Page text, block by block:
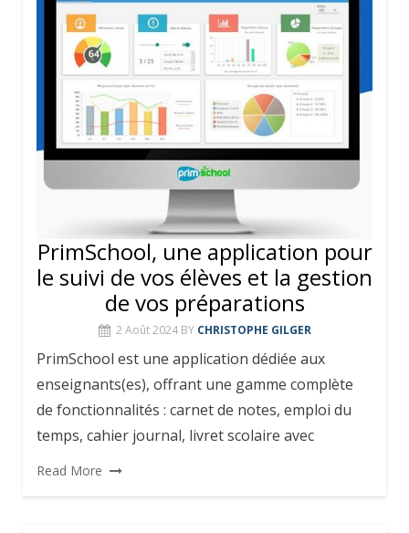
PrimSchool, une application pour
le suivi de vos élèves et la gestion
de vos préparations
2 Août 2024 BY CHRISTOPHE GILGER
PrimSchool est une application dédiée aux
enseignants(es), offrant une gamme complète
de fonctionnalités : carnet de notes, emploi du
temps, cahier journal, livret scolaire avec
Read More